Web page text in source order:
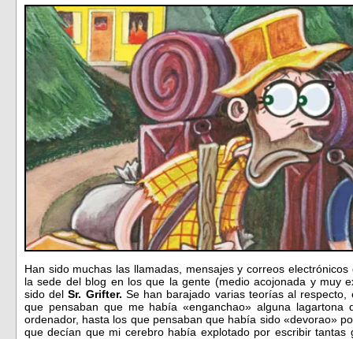
Han sido muchas las llamadas, mensajes y correos
la sede del blog en los que la gente (medio acojonada y muy
sido delSr. Grifter. Se han barajado varias teorías al
que pensaban que me había «enganchao» alguna
ordenador, hasta los que pensaban que había sido «devorao»
que decían que mi cerebro había explotado por escribir